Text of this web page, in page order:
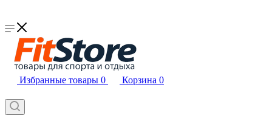
Избранные товары 0 Корзина 0